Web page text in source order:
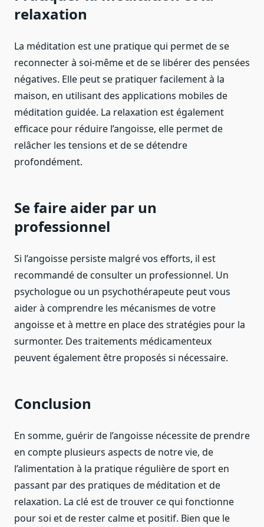
relaxation
La méditation est une pratique qui permet de se
reconnecter à soi-même et de se libérer des pensées
négatives. Elle peut se pratiquer facilement à la
maison, en utilisant des applications mobiles de
méditation guidée. La relaxation est également
efficace pour réduire l’angoisse, elle permet de
relâcher les tensions et de se détendre
profondément.
Se faire aider par un
professionnel
Si l’angoisse persiste malgré vos efforts, il est
recommandé de consulter un professionnel. Un
psychologue ou un psychothérapeute peut vous
aider à comprendre les mécanismes de votre
angoisse et à mettre en place des stratégies pour la
surmonter. Des traitements médicamenteux
peuvent également être proposés si nécessaire.
Conclusion
En somme, guérir de l’angoisse nécessite de prendre
en compte plusieurs aspects de notre vie, de
l’alimentation à la pratique régulière de sport en
passant par des pratiques de méditation et de
relaxation. La clé est de trouver ce qui fonctionne
pour soi et de rester calme et positif. Bien que le